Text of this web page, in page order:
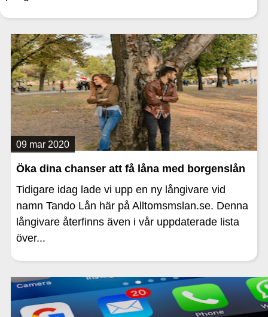
09 mar 2020
Öka dina chanser att få låna med borgenslån
Tidigare idag lade vi upp en ny långivare vid
namn Tando Lån här på Alltomsmslan.se. Denna
långivare återfinns även i vår uppdaterade lista
över...